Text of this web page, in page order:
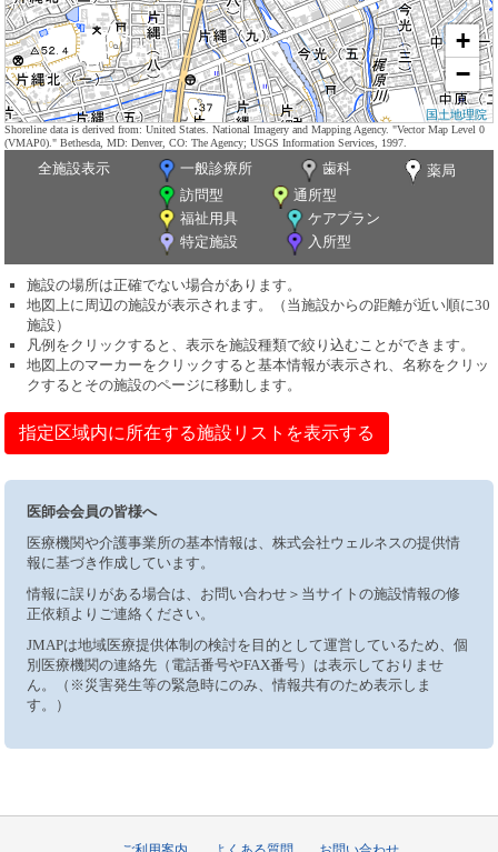
+
−
国土地理院
Shoreline data is derived from: United States. National Imagery and Mapping Agency. "Vector Map Level 0
(VMAP0)." Bethesda, MD: Denver, CO: The Agency; USGS Information Services, 1997.
全施設表示 一般診療所 歯科
薬局
訪問型
通所型
福祉用具
ケアプラン
特定施設
入所型
施設の場所は正確でない場合があります。
地図上に周辺の施設が表示されます。（当施設からの距離が近い順に30
施設）
凡例をクリックすると、表示を施設種類で絞り込むことができます。
地図上のマーカーをクリックすると基本情報が表示され、名称をクリッ
クするとその施設のページに移動します。
指定区域内に所在する施設リストを表示する
医師会会員の皆様へ
医療機関や介護事業所の基本情報は、株式会社ウェルネスの提供情
報に基づき作成しています。
情報に誤りがある場合は、お問い合わせ＞当サイトの施設情報の修
正依頼よりご連絡ください。
JMAPは地域医療提供体制の検討を目的として運営しているため、個
別医療機関の連絡先（電話番号やFAX番号）は表示しておりませ
ん。（※災害発生等の緊急時にのみ、情報共有のため表示しま
す。）